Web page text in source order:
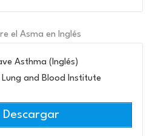
el Asma en Inglés
Asthma (Inglés)
and Blood Institute
Descargar